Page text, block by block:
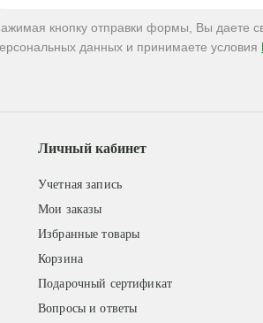
кнопку отправки формы, Вы даете
данных и принимаете условия
Личный кабинет
Учетная запись
Мои заказы
Избранные товары
Корзина
Подарочный сертификат
Вопросы и ответы